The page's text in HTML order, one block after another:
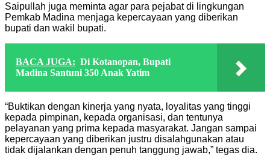
Saipullah juga meminta agar para pejabat di lingkungan
Pemkab Madina menjaga kepercayaan yang diberikan
bupati dan wakil bupati.
BACA JUGA: Di Kotanopan, Bupati
Madina Santuni 350 Anak Yatim
“Buktikan dengan kinerja yang nyata, loyalitas yang tinggi
kepada pimpinan, kepada organisasi, dan tentunya
pelayanan yang prima kepada masyarakat. Jangan sampai
kepercayaan yang diberikan justru disalahgunakan atau
tidak dijalankan dengan penuh tanggung jawab,” tegas dia.